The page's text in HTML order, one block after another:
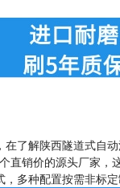
了解陕西隧道式自
直销价的源头厂家，
多种配置按需非标定